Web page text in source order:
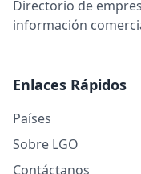
Directorio de
información
Enlaces Rápidos
Países
Sobre LGO
Contáctanos